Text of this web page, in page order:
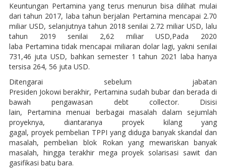
Keuntungan Pertamina yang terus menurun bisa dilihat mulai
dari tahun 2017, laba tahun berjalan Pertamina mencapai 2.70
miliar USD, selanjutnya tahun 2018 senilai 2.72 miliar USD, lalu
tahun 2019 senilai 2,62 miliar USD,Pada 2020
laba Pertamina tidak mencapai miliaran dolar lagi, yakni senilai
731,46 juta USD, bahkan semester 1 tahun 2021 laba hanya
tersisa 264, 56 juta USD.
Ditengarai sebelum jabatan
Presiden Jokowi berakhir, Pertamina sudah bubar dan berada di
bawah pengawasan debt collector. Disisi
lain, Pertamina menuai berbagai masalah dalam sejumlah
proyeknya, diantaranya proyek kilang yang
gagal, proyek pembelian TPPI yang diduga banyak skandal dan
masalah, pembelian blok Rokan yang mewariskan banyak
masalah, hingga terakhir mega proyek solarisasi sawit dan
gasifikasi batu bara.